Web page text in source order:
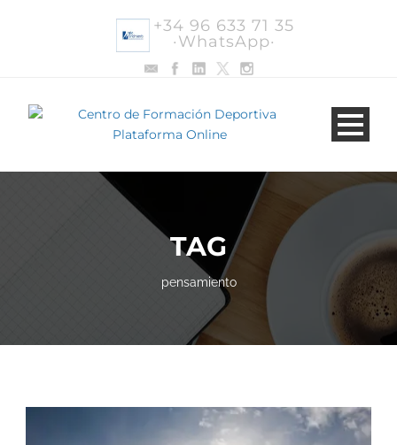
+34 96 633 71 35
·WhatsApp·
TAG
pensamiento